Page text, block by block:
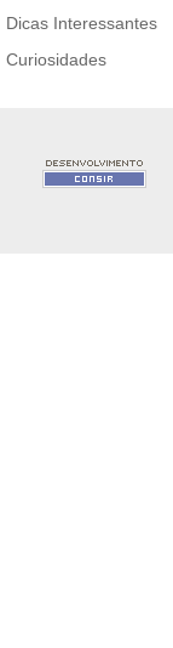
Dicas Interessantes
Curiosidades